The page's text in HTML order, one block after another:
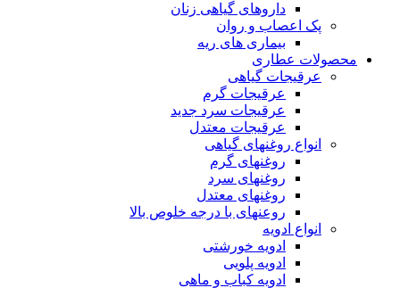
داروهای گیاهی زنان
پک اعصاب و روان
بیماری های ریه
محصولات عطاری
عرقیجات گیاهی
عرقیجات گرم
عرقیجات سرد جدید
عرقیجات معتدل
انواع روغنهای گیاهی
روغنهای گرم
روغنهای سرد
روغنهای معتدل
روعنهای با درجه خلوص بالا
انواع ادویه
ادویه خورشتی
ادویه پلویی
ادویه کباب و ماهی